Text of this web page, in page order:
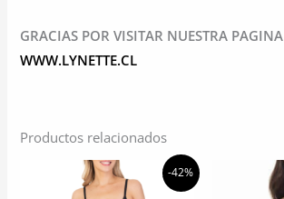
GRACIAS POR VISITAR NUESTRA PAGINA
WWW.LYNETTE.CL
Productos relacionados
-42%